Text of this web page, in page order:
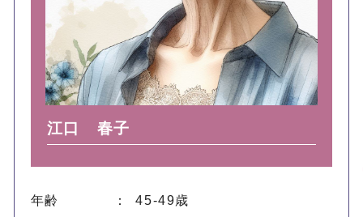
江口 春子
年齢 ： 45-49歳